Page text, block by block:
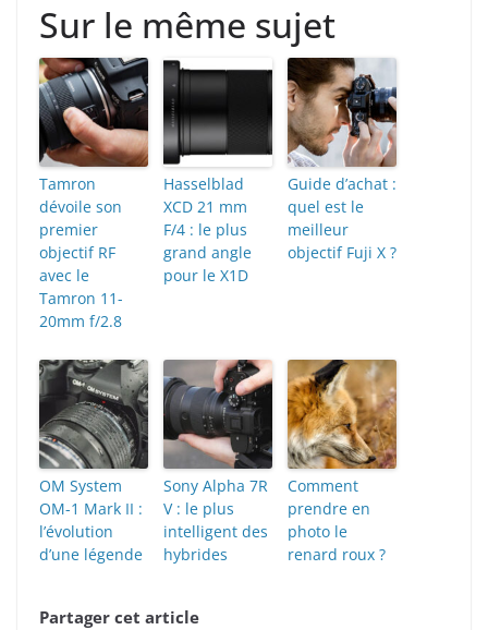
Sur le même sujet
Tamron
dévoile son
premier
objectif RF
avec le
Tamron 11-
20mm f/2.8
Hasselblad
XCD 21 mm
F/4 : le plus
grand angle
pour le X1D
Guide d’achat :
quel est le
meilleur
objectif Fuji X ?
OM System
OM-1 Mark II :
l’évolution
d’une légende
Sony Alpha 7R
V : le plus
intelligent des
hybrides
Comment
prendre en
photo le
renard roux ?
Partager cet article